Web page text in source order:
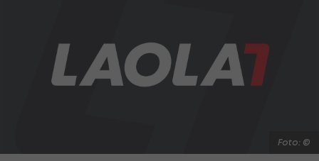
Foto: ©